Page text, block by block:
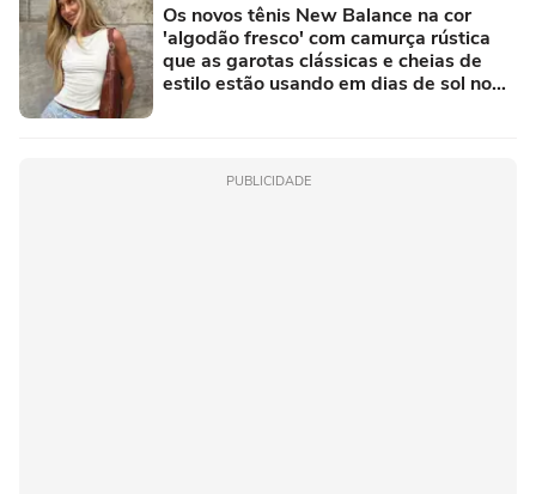
Os novos tênis New Balance na cor
'algodão fresco' com camurça rústica
que as garotas clássicas e cheias de
estilo estão usando em dias de sol no
PUBLICIDADE